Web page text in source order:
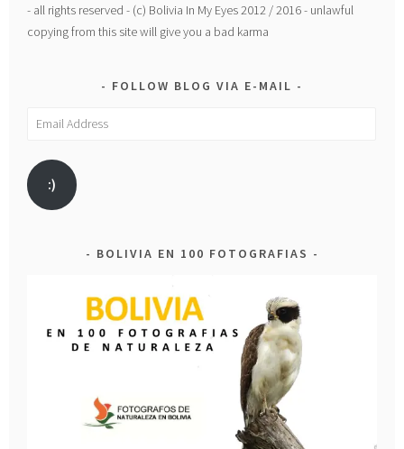
- all rights reserved - (c) Bolivia In My Eyes 2012 / 2016 - unlawful
copying from this site will give you a bad karma
FOLLOW BLOG VIA E-MAIL
Email
:)
BOLIVIA EN 100 FOTOGRAFIAS